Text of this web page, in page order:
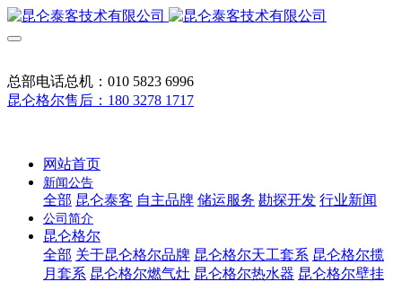
总部电话总机：010 5823 6996
昆仑格尔售后：180 3278 1717
网站首页
新闻公告
全部 昆仑泰客 自主品牌 储运服务 勘探开发 行业新闻
公司简介
昆仑格尔
全部 关于昆仑格尔品牌 昆仑格尔天工套系 昆仑格尔揽
月套系 昆仑格尔燃气灶 昆仑格尔热水器 昆仑格尔壁挂